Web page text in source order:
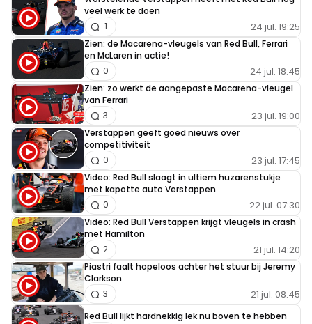
veel werk te doen
24 jul. 19:25
1
Zien: de Macarena-vleugels van Red Bull, Ferrari
en McLaren in actie!
24 jul. 18:45
0
Zien: zo werkt de aangepaste Macarena-vleugel
van Ferrari
23 jul. 19:00
3
Verstappen geeft goed nieuws over
competitiviteit
23 jul. 17:45
0
Video: Red Bull slaagt in ultiem huzarenstukje
met kapotte auto Verstappen
22 jul. 07:30
0
Video: Red Bull Verstappen krijgt vleugels in crash
met Hamilton
21 jul. 14:20
2
Piastri faalt hopeloos achter het stuur bij Jeremy
Clarkson
21 jul. 08:45
3
Red Bull lijkt hardnekkig lek nu boven te hebben